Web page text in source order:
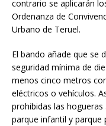
contrario se aplicarán
Ordenanza de
Urbano de Teruel.
El bando añade que se
seguridad mínima de
menos cinco metros
eléctricos o vehículos.
prohibidas las
parque infantil y parque